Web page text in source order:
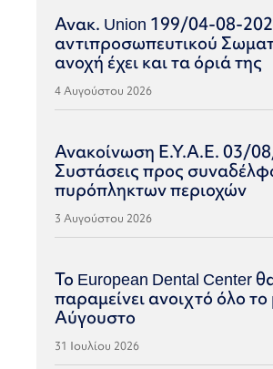
Ανακ. Union 199/04-08-
αντιπροσωπευτικού
ανοχή έχει και τα όριά της
4 Αυγούστου 2026
Ανακοίνωση Ε.Υ.Α.Ε. 03/
Συστάσεις προς
πυρόπληκτων περιοχών
3 Αυγούστου 2026
Το European Dental Center
παραμείνει ανοιχτό όλο
Αύγουστο
31 Ιουλίου 2026